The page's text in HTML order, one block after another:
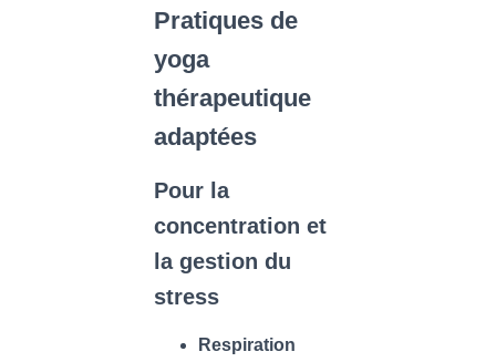
Pratiques de
yoga
thérapeutique
adaptées
Pour la
concentration et
la gestion du
stress
Respiration